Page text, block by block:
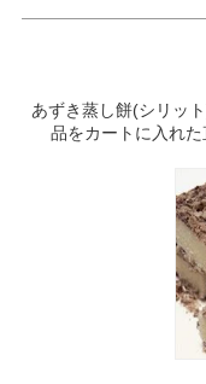
あずき蒸し餅(シリッ
品をカートに入れ